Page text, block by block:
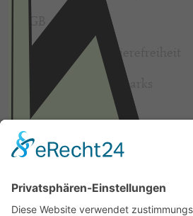
Erklärung zur Barrierefreiheit
Sächsische Freizeitparks
Beliebt
Baumhaushotel & Erlebnisnächte